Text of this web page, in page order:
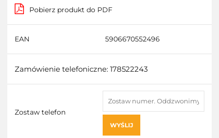
Pobierz produkt do PDF
EAN 5906670552496
Zamówienie telefoniczne: 178522243
Zostaw telefon
WYŚLIJ